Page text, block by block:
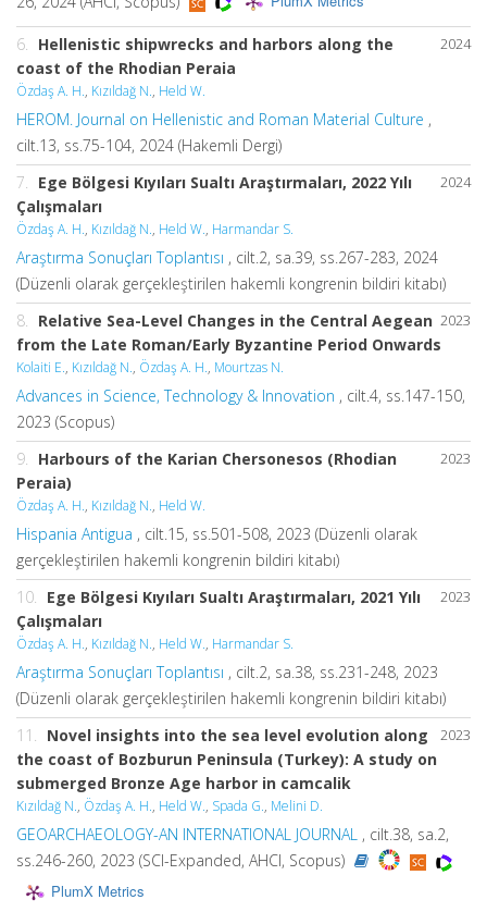
2024
6. Hellenistic shipwrecks and harbors along the
coast of the Rhodian Peraia
Özdaş A. H., Kızıldağ N., Held W.
HEROM. Journal on Hellenistic and Roman Material Culture ,
cilt.13, ss.75-104, 2024 (Hakemli Dergi)
2024
7. Ege Bölgesi Kıyıları Sualtı Araştırmaları, 2022 Yılı
Çalışmaları
Özdaş A. H., Kızıldağ N., Held W., Harmandar S.
Araştırma Sonuçları Toplantısı , cilt.2, sa.39, ss.267-283, 2024
(Düzenli olarak gerçekleştirilen hakemli kongrenin bildiri kitabı)
2023
8. Relative Sea-Level Changes in the Central Aegean
from the Late Roman/Early Byzantine Period Onwards
Kolaiti E., Kızıldağ N., Özdaş A. H., Mourtzas N.
Advances in Science, Technology & Innovation , cilt.4, ss.147-150,
2023 (Scopus)
2023
9. Harbours of the Karian Chersonesos (Rhodian
Peraia)
Özdaş A. H., Kızıldağ N., Held W.
Hispania Antigua , cilt.15, ss.501-508, 2023 (Düzenli olarak
gerçekleştirilen hakemli kongrenin bildiri kitabı)
2023
10. Ege Bölgesi Kıyıları Sualtı Araştırmaları, 2021 Yılı
Çalışmaları
Özdaş A. H., Kızıldağ N., Held W., Harmandar S.
Araştırma Sonuçları Toplantısı , cilt.2, sa.38, ss.231-248, 2023
(Düzenli olarak gerçekleştirilen hakemli kongrenin bildiri kitabı)
2023
11. Novel insights into the sea level evolution along
the coast of Bozburun Peninsula (Turkey): A study on
submerged Bronze Age harbor in camcalik
Kızıldağ N., Özdaş A. H., Held W., Spada G., Melini D.
GEOARCHAEOLOGY-AN INTERNATIONAL JOURNAL , cilt.38, sa.2,
ss.246-260, 2023 (SCI-Expanded, AHCI, Scopus)
PlumX Metrics